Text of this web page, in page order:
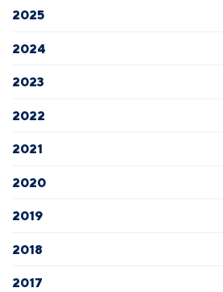
2025
2024
2023
2022
2021
2020
2019
2018
2017